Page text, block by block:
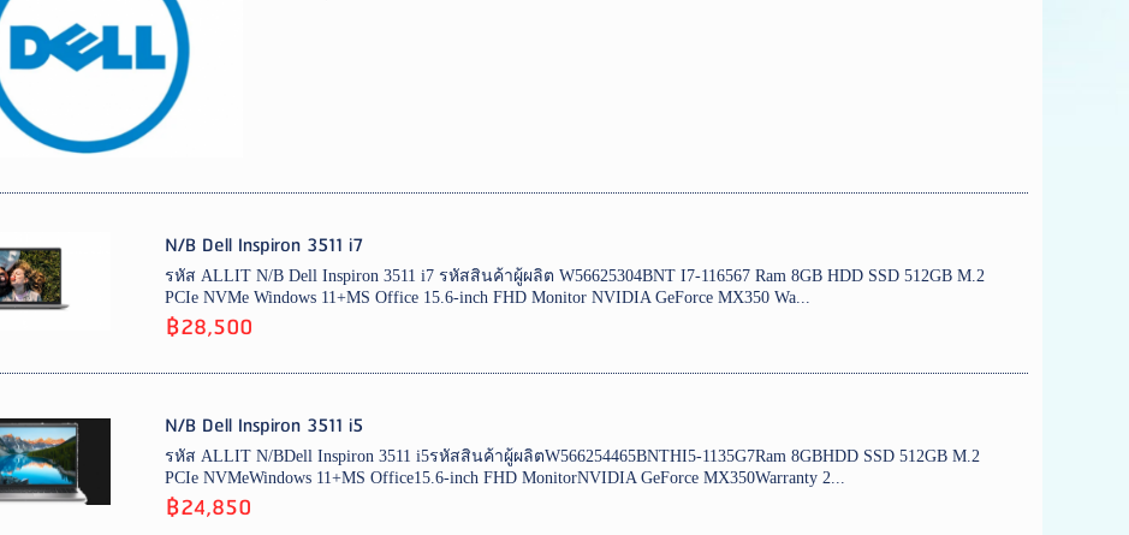
N/B Dell Inspiron 3511 i7
รหัส ALLIT N/B Dell Inspiron 3511 i7 รหัสสินค้าผู้ผลิต W56625304BNT I7-116567 Ram 8GB HDD SSD 512GB M.2
PCIe NVMe Windows 11+MS Office 15.6-inch FHD Monitor NVIDIA GeForce MX350 Wa...
฿28,500
N/B Dell Inspiron 3511 i5
รหัส ALLIT N/BDell Inspiron 3511 i5รหัสสินค้าผู้ผลิตW566254465BNTHI5-1135G7Ram 8GBHDD SSD 512GB M.2
PCIe NVMeWindows 11+MS Office15.6-inch FHD MonitorNVIDIA GeForce MX350Warranty 2...
฿24,850